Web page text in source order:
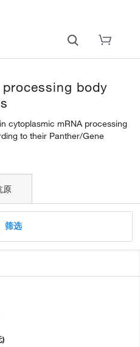
body
cytoplasmic mRNA processing
to their Panther/Gene
原
筛选
)